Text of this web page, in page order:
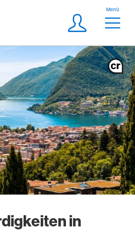
Meta
Login
Menü
in